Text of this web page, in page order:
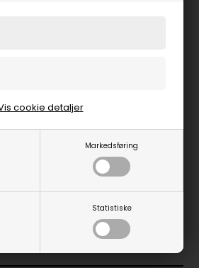
Markedsføring
Statistiske
cookie detaljer
DIAMANTER
KOLLEKTIONEN